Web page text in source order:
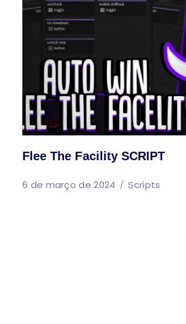
Flee The Facility SCRIPT
6 de março de 2024 Scripts